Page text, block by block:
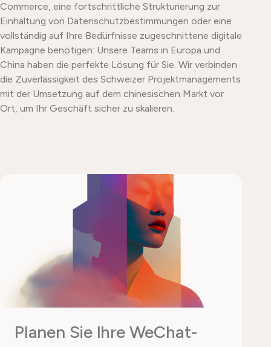
Commerce, eine fortschrittliche Strukturierung zur
Einhaltung von Datenschutzbestimmungen oder eine
vollständig auf Ihre Bedürfnisse zugeschnittene digitale
Kampagne benötigen: Unsere Teams in Europa und
China haben die perfekte Lösung für Sie. Wir verbinden
die Zuverlässigkeit des Schweizer Projektmanagements
mit der Umsetzung auf dem chinesischen Markt vor
Ort, um Ihr Geschäft sicher zu skalieren.
Planen Sie Ihre WeChat-